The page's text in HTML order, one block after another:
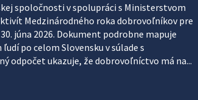
je priniesť jednoduchšie, rýchlejšie a
údajov, znížiť riziko chýb a podporiť
preto nepredstavuje...